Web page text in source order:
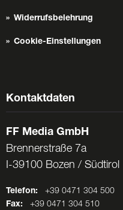
Widerrufsbelehrung
Cookie-Einstellungen
Kontaktdaten
FF Media GmbH
Brennerstraße 7a
I-39100 Bozen / Südtirol
Telefon: +39 0471 304 500
Fax: +39 0471 304 510